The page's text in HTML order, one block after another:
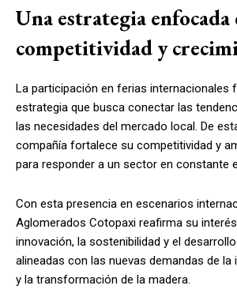
Una estrategia enfocada
competitividad y
La participación en ferias internacionales
estrategia que busca conectar las
las necesidades del mercado local. De
compañía fortalece su competitividad y
para responder a un sector en constante
Con esta presencia en escenarios
Aglomerados Cotopaxi reafirma su
innovación, la sostenibilidad y el
alineadas con las nuevas demandas de la
y la transformación de la madera.